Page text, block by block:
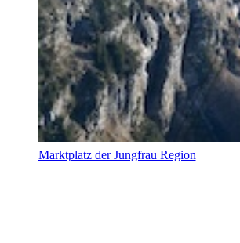
Marktplatz der Jungfrau Region